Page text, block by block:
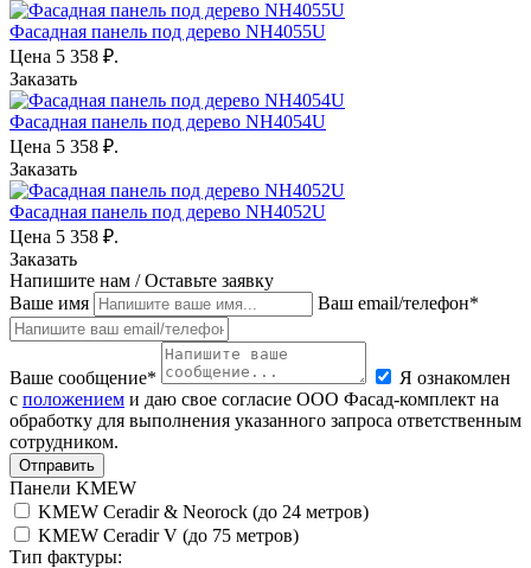
Фасадная панель под дерево NH4055U
Цена 5 358 ₽.
Заказать
Фасадная панель под дерево NH4054U
Цена 5 358 ₽.
Заказать
Фасадная панель под дерево NH4052U
Цена 5 358 ₽.
Заказать
Напишите нам / Оставьте заявку
Ваше имя
Ваш email/телефон*
Ваше сообщение*
Я ознакомлен
с положением и даю свое согласие ООО Фасад-комплект на
обработку для выполнения указанного запроса ответственным
сотрудником.
Отправить
Панели KMEW
KMEW Ceradir & Neorock (до 24 метров)
KMEW Ceradir V (до 75 метров)
Тип фактуры: